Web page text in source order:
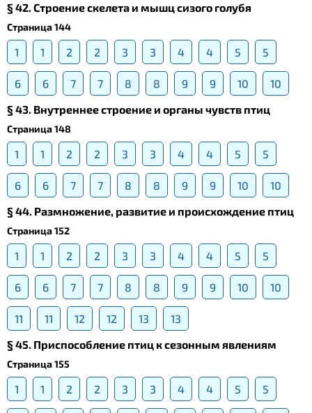
§ 42. Строение скелета и мышц сизого голубя
Страница 144
1 1 2 2 3 3 4 4 5 5
6 6 7 7 8 8 9 9 10
10
§ 43. Внутреннее строение и органы чувств птиц
Страница 148
1 1 2 2 3 3 4 4 5 5
6 6 7 7 8 8 9 9 10
10
§ 44. Размножение, развитие и происхождение птиц
Страница 152
1 1 2 2 3 3 4 4 5 5
6 6 7 7 8 8 9 9 10 10
11 11 12 12 13
13
§ 45. Приспособление птиц к сезонным явлениям
Страница 155
1 1 2 2 3 3 4 4 5 5